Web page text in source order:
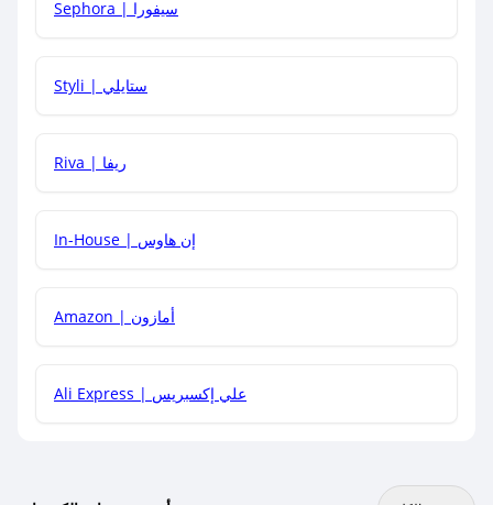
هل يمكنني جمع كود خصم مع العروض الأخرى؟
Sephora | سيفورا
Styli | ستايلي
Riva | ريفا
In-House | إن هاوس
Amazon | أمازون
Ali Express | علي إكسبريس